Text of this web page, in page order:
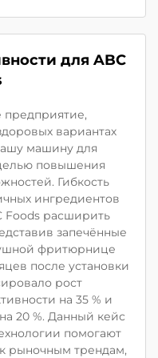
для ABC
предприятие,
вариантах
машину для
повышения
Гибкость
ингредиентов
Foods расширить
запечённые
фритюрнице
после установки
рост
на 35 % и
20 %. Данный кейс
помогают
рыночным трендам,